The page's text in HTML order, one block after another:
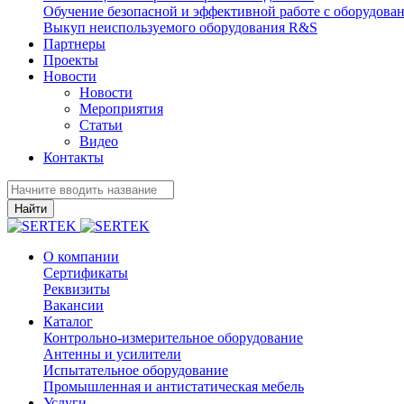
Обучение безопасной и эффективной работе с
Выкуп неиспользуемого оборудования R&S
Партнеры
Проекты
Новости
Новости
Мероприятия
Статьи
Видео
Контакты
Найти
О компании
Сертификаты
Реквизиты
Вакансии
Каталог
Контрольно-измерительное оборудование
Антенны и усилители
Испытательное оборудование
Промышленная и антистатическая мебель